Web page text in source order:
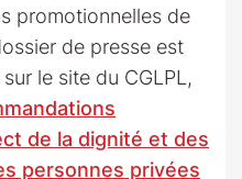
promotionnelles de
de presse est
le site du CGLPL,
de la dignité et des
personnes privées